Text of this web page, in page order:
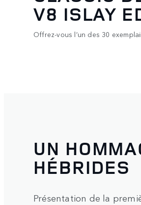
V8 ISLAY
Offrez-vous l’un des 30
UN
HÉBRIDES
Présentation de la